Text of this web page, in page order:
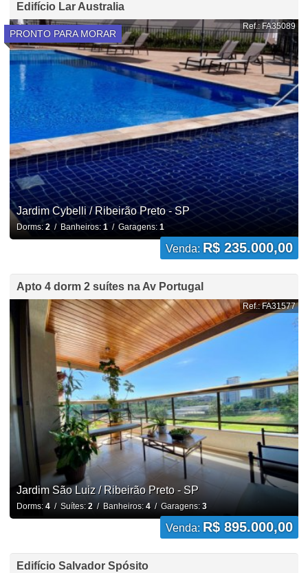
Edifício Lar Australia
PRONTO PARA MORAR
Ref.: FA35089
Jardim Cybelli / Ribeirão Preto - SP
Dorms: 2/ Banheiros: 1 / Garagens: 1
Venda: R$ 235.000,00
Apto 4 dorm 2 suítes na Av Portugal
Ref.: FA31577
Jardim São Luiz / Ribeirão Preto - SP
Dorms: 4/ Suítes: 2/ Banheiros: 4/ Garagens: 3
Venda: R$ 895.000,00
Edifício Salvador Spósito